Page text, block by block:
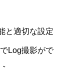
と適切な設定
Log撮影がで